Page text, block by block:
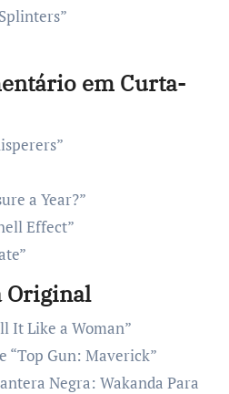
em Curta-
a Year?”
Effect”
Original
It Like a Woman”
“Top Gun: Maverick”
Negra: Wakanda Para